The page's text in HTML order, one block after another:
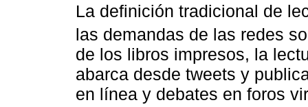
La definición tradicional de
las demandas de las redes
de los libros impresos, la
abarca desde tweets y
en línea y debates en foros